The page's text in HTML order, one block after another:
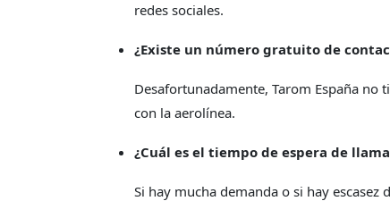
redes sociales.
¿Existe un número gratuito de
Desafortunadamente, Tarom España
con la aerolínea.
¿Cuál es el tiempo de espera de
Si hay mucha demanda o si hay